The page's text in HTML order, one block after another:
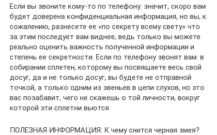
Если вы звоните кому-то по телефону: значит, скоро вам
будет доверена конфиденциальная информация, но вы, к
сожалению, разнесете ее «по секрету всему свету» что
за этим последует вам виднее, ведь только вы можете
реально оценить важность полученной информации и
степень ее секретности. Если по телефону звонят вам: в
собирании сплетен, которому вы посвящаете весь свой
досуг, да и не только досуг, вы будете не отправной
точкой, а только одним из звеньев в цепи слухов, но это
вас позабавит, чего не скажешь о той личности, вокруг
которой эти сплетни вьются
ПОЛЕЗНАЯ ИНФОРМАЦИЯ: К чему снится черная змея?